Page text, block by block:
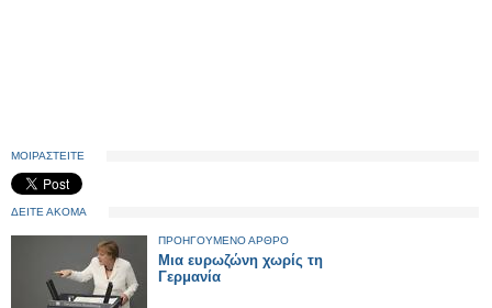
ΜΟΙΡΑΣΤΕΙΤΕ
ΔΕΙΤΕ ΑΚΟΜΑ
ΠΡΟΗΓΟΥΜΕΝΟ ΑΡΘΡΟ
Μια ευρωζώνη χωρίς τη
Γερμανία